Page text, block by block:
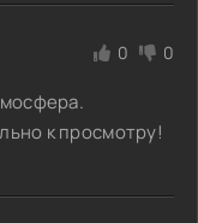
0 0
к просмотру!